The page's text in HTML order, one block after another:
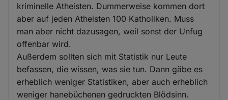
kriminelle Atheisten. Dummerweise kommen dort
aber auf jeden Atheisten 100 Katholiken. Muss
man aber nicht dazusagen, weil sonst der Unfug
offenbar wird.
Außerdem sollten sich mit Statistik nur Leute
befassen, die wissen, was sie tun. Dann gäbe es
erheblich weniger Statistiken, aber auch erheblich
weniger hanebüchenen gedruckten Blödsinn.